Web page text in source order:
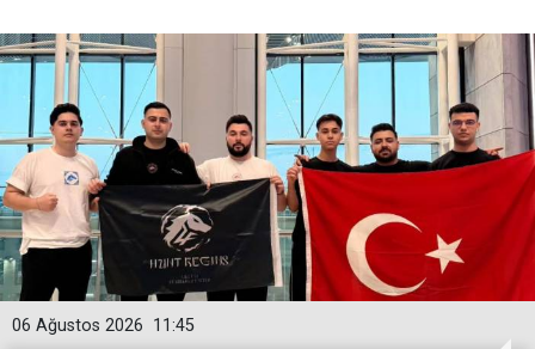
11:45
06 Ağustos 2026